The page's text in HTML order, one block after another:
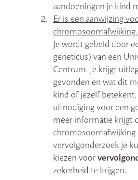
aandoeningen je kind
Er is een aanwijzing
chromosoomafwijking.
Je wordt gebeld door
geneticus) van een
Centrum. Je krijgt
gevonden en wat dit
kind of jezelf betekent.
uitnodiging voor een
meer informatie krijgt
chromosoomafwijking
vervolgonderzoek je
kiezen voor
zekerheid te krijgen.